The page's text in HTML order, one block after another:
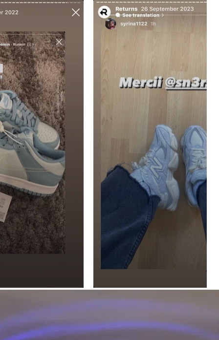
tenue.
Que ce soit pour une journée décontractée
en ville ou pour un événement spécial, les
Yeezy Foam sont un choix polyvalent qui
combine style et performance. Avec leur
confort exceptionnel et leur design
innovant, ces chaussures sont un ajout
incontournable à toute collection de
sneakers.